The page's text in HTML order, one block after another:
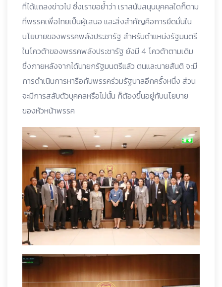
ที่ได้แถลงข่าวไป ซึ่งเราขอย้ำว่า เราสนับสนุนบุคคลใดก็ตาม
ที่พรรคเพื่อไทยเป็นผู้เสนอ และสิ่งสำคัญคือการยึดมั่นใน
นโยบายของพรรคพลังประชารัฐ สำหรับตำแหน่งรัฐมนตรี
ในโควต้าของพรรคพลังประชารัฐ ยังมี 4 โควต้าตามเดิม
ซึ่งภายหลังจากได้นายกรัฐมนตรีแล้ว ตนและนายสันติ จะมี
การดำเนินการหารือกับพรรคร่วมรัฐบาลอีกครั้งหนึ่ง ส่วน
จะมีการสลับตัวบุคคลหรือไม่นั้น ก็ต้องขึ้นอยู่กับนโยบาย
ของหัวหน้าพรรค